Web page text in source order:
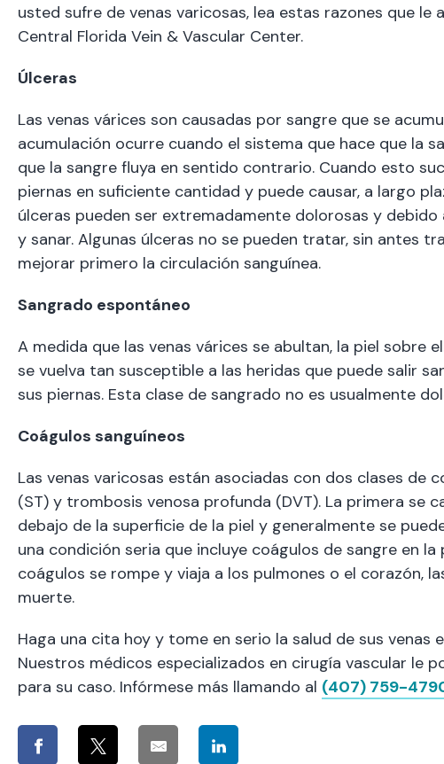
usted sufre de venas varicosas, lea estas razones que
Central Florida Vein & Vascular Center.
Úlceras
Las venas várices son causadas por sangre que se
acumulación ocurre cuando el sistema que hace que la
que la sangre fluya en sentido contrario. Cuando esto
piernas en suficiente cantidad y puede causar, a largo
úlceras pueden ser extremadamente dolorosas y
y sanar. Algunas úlceras no se pueden tratar, sin antes
mejorar primero la circulación sanguínea.
Sangrado espontáneo
A medida que las venas várices se abultan, la piel sobre
se vuelva tan susceptible a las heridas que puede salir
sus piernas. Esta clase de sangrado no es usualmente
Coágulos sanguíneos
Las venas varicosas están asociadas con dos clases de
(ST) y trombosis venosa profunda (DVT). La primera se
debajo de la superficie de la piel y generalmente se
una condición seria que incluye coágulos de sangre en
coágulos se rompe y viaja a los pulmones o el corazón,
muerte.
Haga una cita hoy y tome en serio la salud de sus venas
Nuestros médicos especializados en cirugía vascular le
para su caso. Infórmese más llamando al (407) 759-